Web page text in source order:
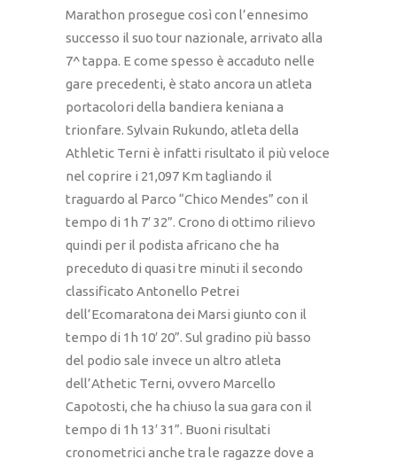
Marathon prosegue così con l’ennesimo
successo il suo tour nazionale, arrivato alla
7^ tappa. E come spesso è accaduto nelle
gare precedenti, è stato ancora un atleta
portacolori della bandiera keniana a
trionfare. Sylvain Rukundo, atleta della
Athletic Terni è infatti risultato il più veloce
nel coprire i 21,097 Km tagliando il
traguardo al Parco “Chico Mendes” con il
tempo di 1h 7′ 32”. Crono di ottimo rilievo
quindi per il podista africano che ha
preceduto di quasi tre minuti il secondo
classificato Antonello Petrei
dell’Ecomaratona dei Marsi giunto con il
tempo di 1h 10′ 20”. Sul gradino più basso
del podio sale invece un altro atleta
dell’Athetic Terni, ovvero Marcello
Capotosti, che ha chiuso la sua gara con il
tempo di 1h 13′ 31”. Buoni risultati
cronometrici anche tra le ragazze dove a